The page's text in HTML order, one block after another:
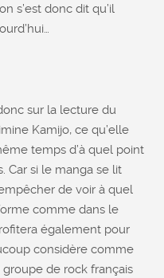
s’est donc dit qu’il
sur la lecture du
Kamijo, ce qu’elle
temps d’à quel point
Car si le manga se lit
de voir à quel
comme dans le
également pour
considère comme
groupe de rock français